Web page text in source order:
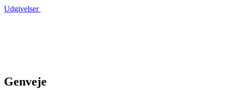
Udgivelser
Genveje